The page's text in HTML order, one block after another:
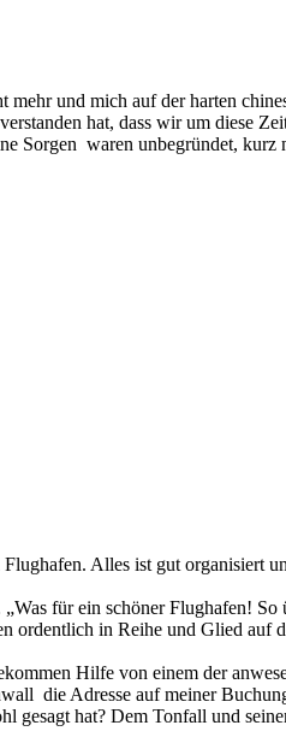
und mich auf der harten
hat, dass wir um diese
Sorgen waren unbegründet,
Alles ist gut organisiert
für ein schöner Flughafen!
in Reihe und Glied auf
Hilfe von einem der
die Adresse auf meiner
hat? Dem Tonfall und